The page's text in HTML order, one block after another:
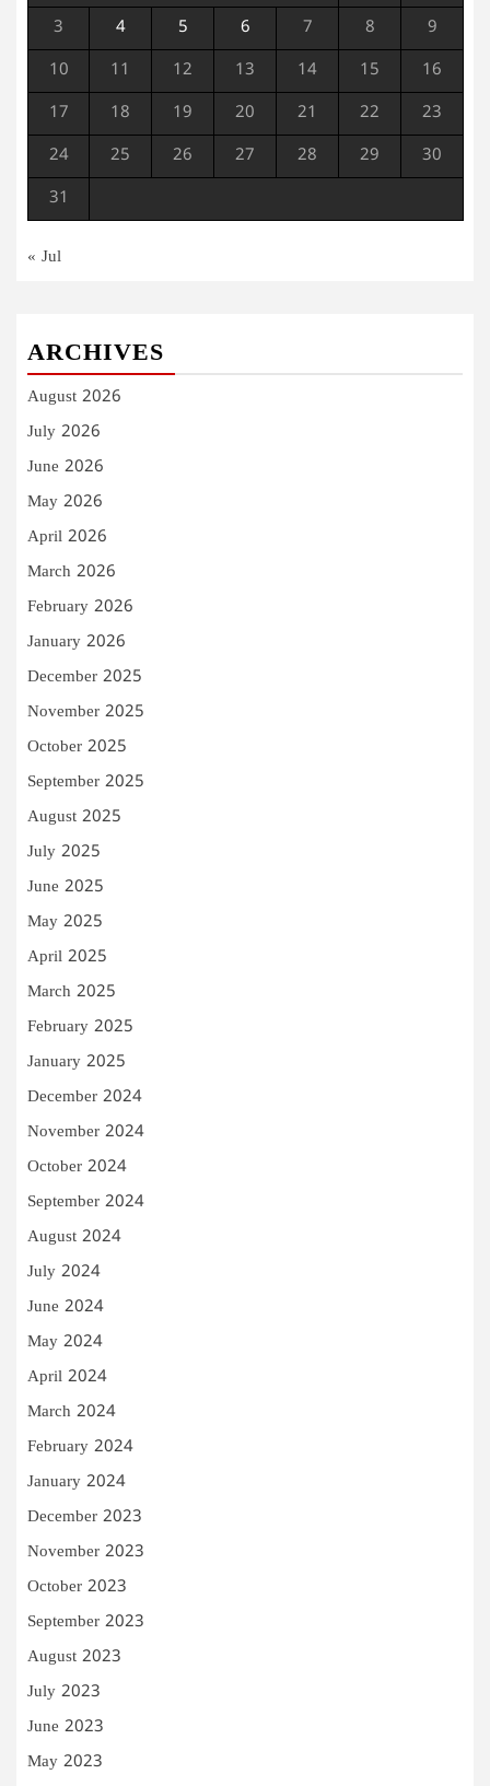
3 4 5 6 7 8 9
10 11 12 13 14 15 16
17 18 19 20 21 22 23
24 25 26 27 28 29 30
31
« Jul
ARCHIVES
August 2026
July 2026
June 2026
May 2026
April 2026
March 2026
February 2026
January 2026
December 2025
November 2025
October 2025
September 2025
August 2025
July 2025
June 2025
May 2025
April 2025
March 2025
February 2025
January 2025
December 2024
November 2024
October 2024
September 2024
August 2024
July 2024
June 2024
May 2024
April 2024
March 2024
February 2024
January 2024
December 2023
November 2023
October 2023
September 2023
August 2023
July 2023
June 2023
May 2023